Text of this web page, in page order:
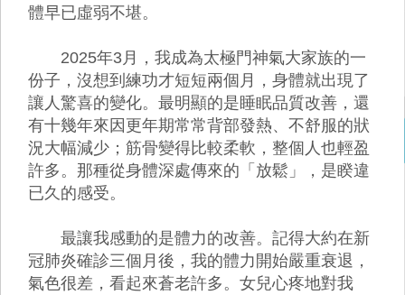
體早已虛弱不堪。
2025年3月，我成為太極門神氣大家族的一
份子，沒想到練功才短短兩個月，身體就出現了
讓人驚喜的變化。最明顯的是睡眠品質改善，還
有十幾年來因更年期常常背部發熱、不舒服的狀
況大幅減少；筋骨變得比較柔軟，整個人也輕盈
許多。那種從身體深處傳來的「放鬆」，是睽違
已久的感受。
最讓我感動的是體力的改善。記得大約在新
冠肺炎確診三個月後，我的體力開始嚴重衰退，
氣色很差，看起來蒼老許多。女兒心疼地對我